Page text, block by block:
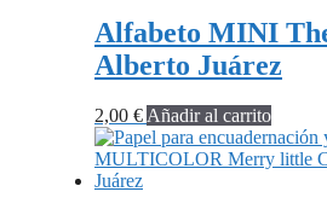
Alfabeto MINI
Alberto Juárez
2,00 €Añadir al carrito